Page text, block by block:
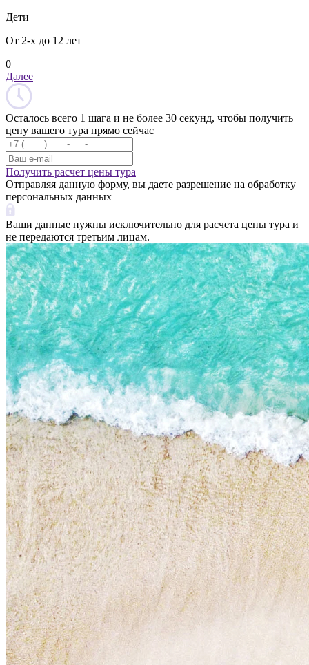
Дети
От 2-х до 12 лет
0
Далее
Осталось всего 1 шага и не более 30 секунд, чтобы получить
цену вашего тура прямо сейчас
Получить расчет цены тура
Отправляя данную форму, вы даете разрешение на обработку
персональных данных
Ваши данные нужны исключительно для расчета цены тура и
не передаются третьим лицам.